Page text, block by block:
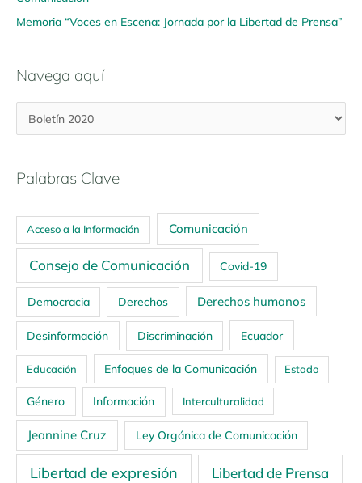
Memoria “Voces en Escena: Jornada por la Libertad de Prensa”
Navega aquí
Palabras Clave
Acceso a la Información Comunicación
Consejo de Comunicación Covid-19
Democracia Derechos Derechos humanos
Desinformación Discriminación Ecuador
Educación Enfoques de la Comunicación Estado
Género Información Interculturalidad
Jeannine Cruz Ley Orgánica de Comunicación
Libertad de expresión Libertad de Prensa